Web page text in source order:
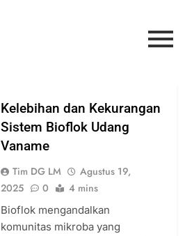
Kelebihan dan Kekurangan
Sistem Bioflok Udang
Vaname
Tim DG LM
Agustus 19,
2025
0 4 mins
Bioflok mengandalkan
komunitas mikroba yang